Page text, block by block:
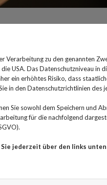
des
Frust
2023
Schritte bin ich heute
Runde so schnell
Hilfsmittel sorgen
können. So können per
Verarbeitung zu den genannten
USA. Das Datenschutzniveau in
ein erhöhtes Risiko, dass
in den Datenschutzrichtlinien des
Sie sowohl dem Speichern und
für die nachfolgend
jederzeit über den links